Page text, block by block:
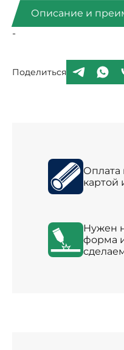
Описание и
-
Поделиться
картой
Нужен
форма